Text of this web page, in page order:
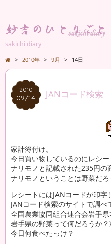
sakichi diary
> 2010年 > 9月 > 14日
2010
09/14
2010
09/14 JANコード検索
家計簿付け。
今日買い物しているのにレシー
ナリモノと記載された235円の
ナリモノということは野菜だろ
レシートにはJANコードが印字
JANコード検索のサイトで調べ
全国農業協同組合連合会岩手
岩手県の野菜って何だろうか？
今日何食べたっけ？